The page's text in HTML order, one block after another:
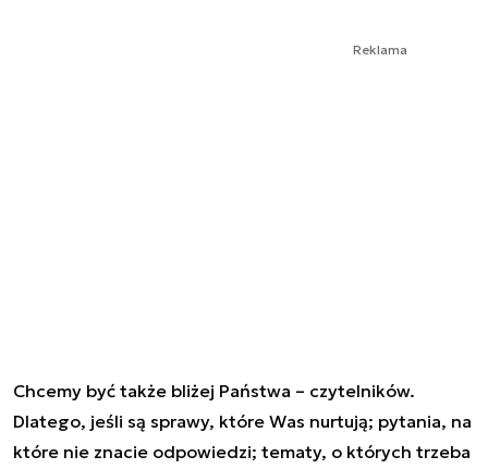
Reklama
Chcemy być także bliżej Państwa – czytelników.
Dlatego, jeśli są sprawy, które Was nurtują; pytania, na
które nie znacie odpowiedzi; tematy, o których trzeba